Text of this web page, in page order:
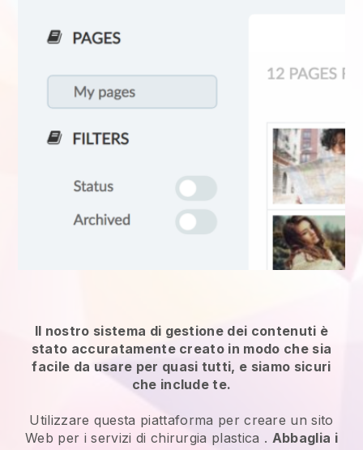
Il nostro sistema di gestione dei contenuti è
stato accuratamente creato in modo che sia
facile da usare per quasi tutti, e siamo sicuri
che include te.
Utilizzare questa piattaforma per creare un sito
Web per iservizi di chirurgia plastica . Abbaglia i